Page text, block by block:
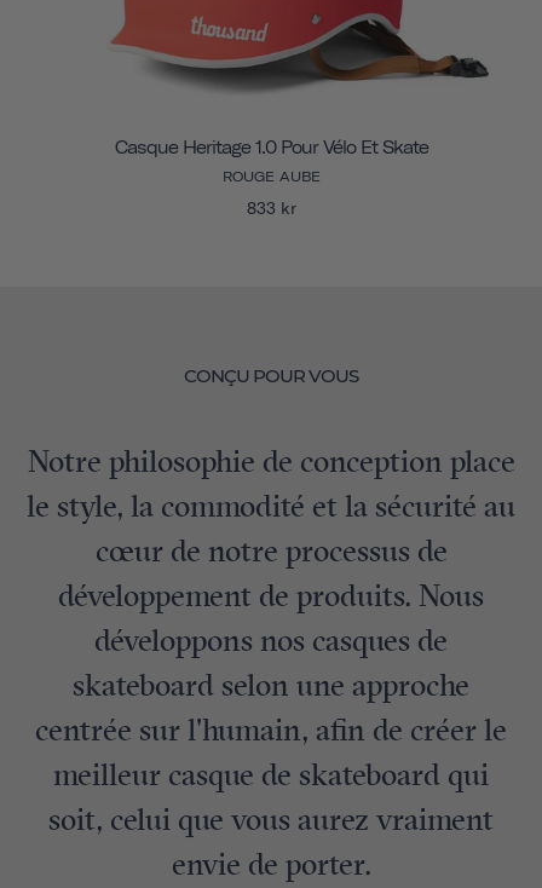
Casque Heritage 1.0 Pour Vélo Et Skate
ROUGE AUBE
833 kr
CONÇU POUR VOUS
Notre philosophie de conception place
le style, la commodité et la sécurité au
cœur de notre processus de
développement de produits. Nous
développons nos casques de
skateboard selon une approche
centrée sur l'humain, afin de créer le
meilleur casque de skateboard qui
soit, celui que vous aurez vraiment
envie de porter.